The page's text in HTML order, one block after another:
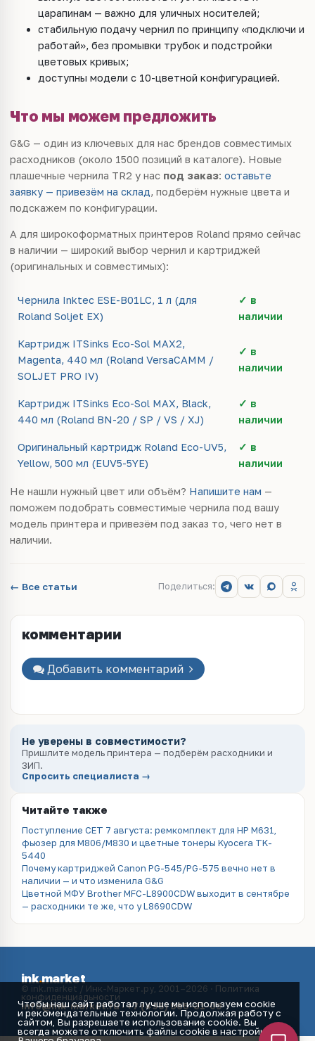
царапинам — важно для уличных носителей;
стабильную подачу чернил по принципу «подключи и
работай», без промывки трубок и подстройки
цветовых кривых;
доступны модели с 10-цветной конфигурацией.
Что мы можем предложить
G&G — один из ключевых для нас брендов совместимых
расходников (около 1500 позиций в каталоге). Новые
плашечные чернила TR2 у нас под заказ: оставьте
заявку — привезём на склад, подберём нужные цвета и
подскажем по конфигурации.
А для широкоформатных принтеров Roland прямо сейчас
в наличии — широкий выбор чернил и картриджей
(оригинальных и совместимых):
Чернила Inktec ESE-B01LC, 1 л (для
Roland Soljet EX)
✓ в
наличии
Картридж ITSinks Eco-Sol MAX2,
Magenta, 440 мл (Roland VersaCAMM /
SOLJET PRO IV)
✓ в
наличии
Картридж ITSinks Eco-Sol MAX, Black,
440 мл (Roland BN-20 / SP / VS / XJ)
✓ в
наличии
Оригинальный картридж Roland Eco-UV5,
Yellow, 500 мл (EUV5-5YE)
✓ в
наличии
Не нашли нужный цвет или объём? Напишите нам —
поможем подобрать совместимые чернила под вашу
модель принтера и привезём под заказ то, чего нет в
наличии.
← Все статьи Поделиться:
комментарии
Добавить комментарий
Не уверены в совместимости?
Пришлите модель принтера — подберём расходники и
ЗИП.
Спросить специалиста →
Читайте также
Поступление CET 7 августа: ремкомплект для HP M631,
фьюзер для M806/M830 и цветные тонеры Kyocera TK-
5440
Почему картриджей Canon PG-545/PG-575 вечно нет в
наличии — и что изменила G&G
Цветной МФУ Brother MFC-L8900CDW выходит в сентябре
— расходники те же, что у L8690CDW
ink.market
© ink.market / Инк-Маркет.ру, 2001–2026 · Политика
конфиденциальности
info@ink-market.ru·+7 (495) 565-31-09
Чтобы наш сайт работал лучше мы используем cookie
и рекомендательные технологии. Продолжая работу с
сайтом, Вы разрешаете использование cookie. Вы
всегда можете отключить файлы cookie в настройках